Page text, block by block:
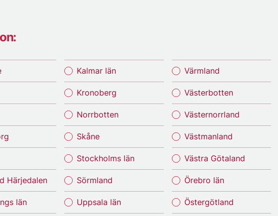
Härjedalen
län
Kalmar län
Kronoberg
Norrbotten
Skåne
Stockholms län
Sörmland
Uppsala län
Värmland
Västerbotten
Västernorrland
Västmanland
Västra Götaland
Örebro län
Östergötland